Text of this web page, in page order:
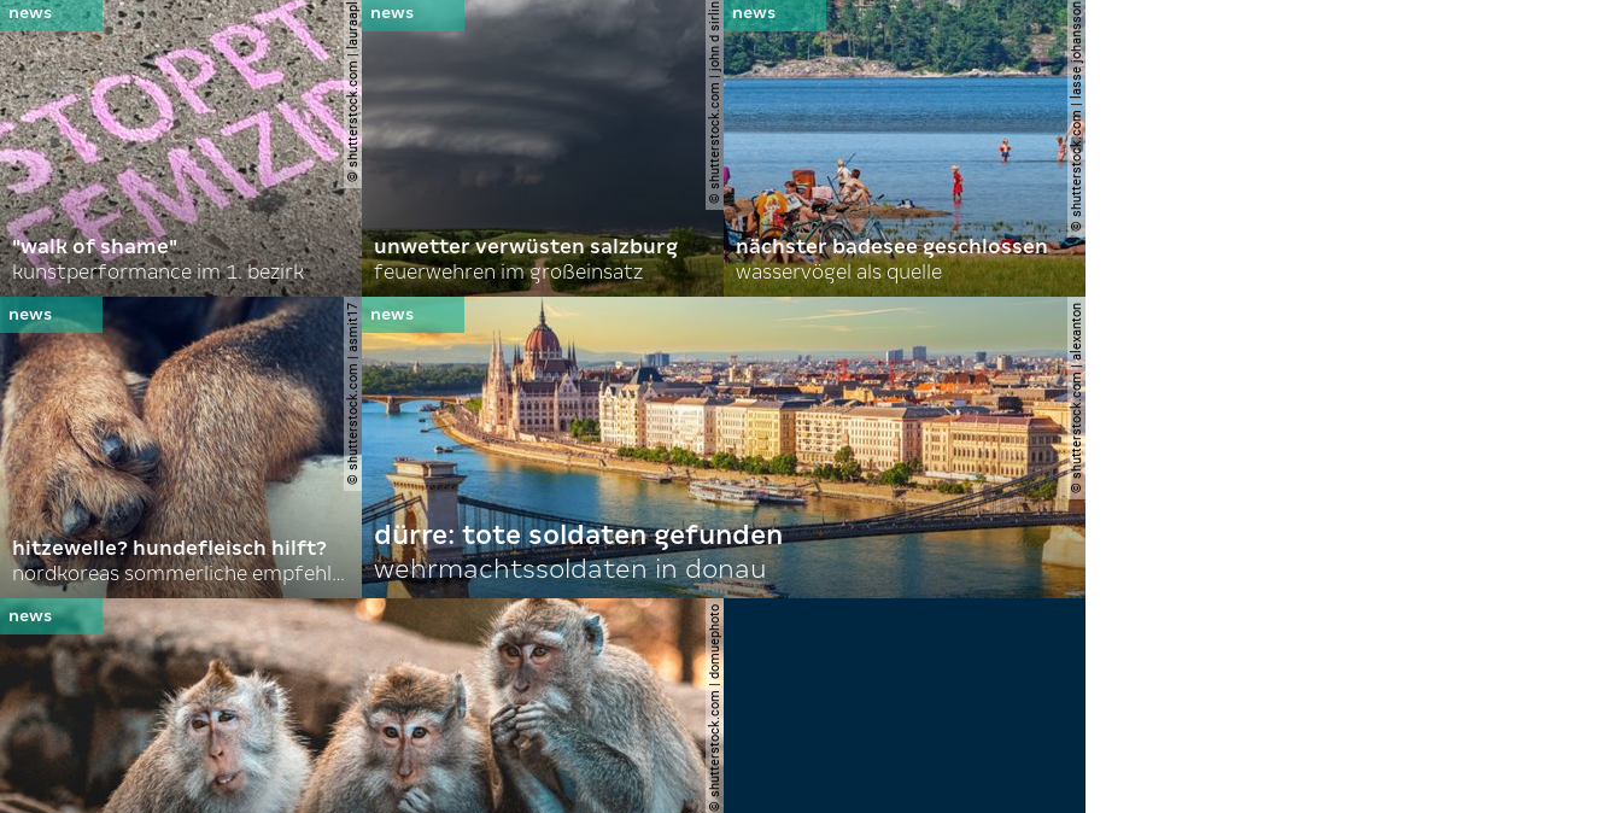
© shutterstock.com | lauraapl
"walk of shame"
kunstperformance im 1. bezirk
© shutterstock.com | john d sirlin
unwetter verwüsten salzburg
feuerwehren im großeinsatz
© shutterstock.com | lasse johansson
nächster badesee geschlossen
wasservögel als quelle
© shutterstock.com | asmit17
hitzewelle? hundefleisch hilft?
nordkoreas sommerliche empfehlungen
© shutterstock.com | alexanton
dürre: tote soldaten gefunden
wehrmachtssoldaten in donau
© shutterstock.com | domuephoto